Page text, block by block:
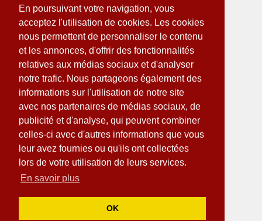
En poursuivant votre navigation, vous
acceptez l'utilisation de cookies. Les cookies
nous permettent de personnaliser le contenu
et les annonces, d'offrir des fonctionnalités
relatives aux médias sociaux et d'analyser
notre trafic. Nous partageons également des
informations sur l'utilisation de notre site
avec nos partenaires de médias sociaux, de
publicité et d'analyse, qui peuvent combiner
celles-ci avec d'autres informations que vous
leur avez fournies ou qu'ils ont collectées
lors de votre utilisation de leurs services.
En savoir plus
OK